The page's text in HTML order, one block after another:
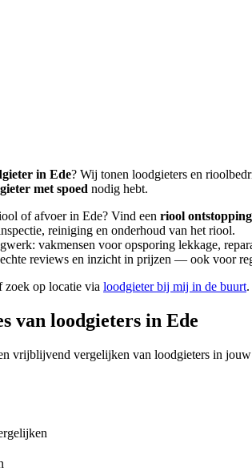
in Ede? Wij tonen loodgieters en
met spoed nodig hebt.
of afvoer in Ede? Vind een riool
reiniging en onderhoud van het riool.
vakmensen voor opsporing lekkage,
reviews en inzicht in prijzen — ook voor
zoek op locatie via loodgieter bij mij in de buurt.
van loodgieters in Ede
vrijblijvend vergelijken van loodgieters in